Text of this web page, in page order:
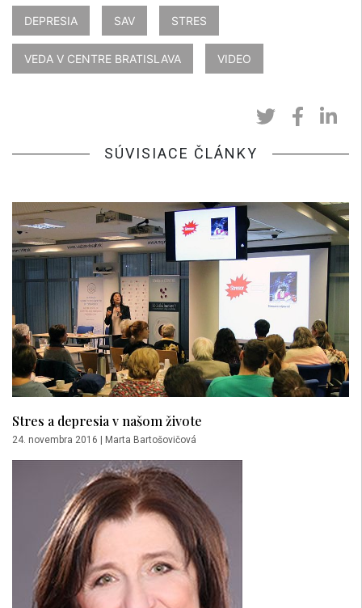
DEPRESIA SAV STRES
VEDA V CENTRE BRATISLAVA VIDEO
SÚVISIACE ČLÁNKY
Stres a depresia v našom živote
24. novembra 2016 Marta Bartošovičová